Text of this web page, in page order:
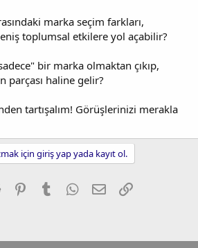
marka seçim farkları,
toplumsal etkilere yol açabilir?
bir marka olmaktan çıkıp,
parçası haline gelir?
tartışalım! Görüşlerinizi merakla
için giriş yap yada kayıt ol.
Reddit PinterestTumblrWhatsApp
E-postaLink